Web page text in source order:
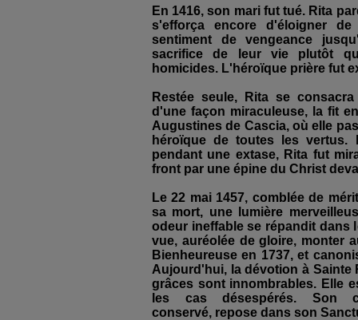
En 1416, son mari fut tué. Rita
s'efforça encore d'éloigner
sentiment de vengeance
sacrifice de leur vie plutôt
homicides. L'héroïque prière fut
Restée seule, Rita se
d'une façon miraculeuse, la fit
Augustines de Cascia, où elle
héroïque de toutes les vertus.
pendant une extase, Rita fut
front par une épine du Christ
Le 22 mai 1457, comblée de
sa mort, une lumière
odeur ineffable se répandit dans
vue, auréolée de gloire, monter
Bienheureuse en 1737, et
Aujourd'hui, la dévotion à Sainte
grâces sont innombrables. Elle
les cas désespérés. Son
conservé, repose dans son